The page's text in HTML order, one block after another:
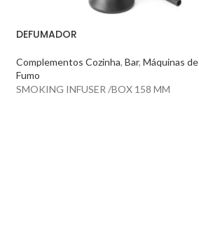
DEFUMADOR
Complementos Cozinha, Bar, Máquinas de
Fumo
SMOKING INFUSER /BOX 158 MM